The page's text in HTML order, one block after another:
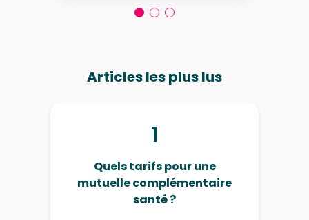
Articles les plus lus
1
Quels tarifs pour une
mutuelle complémentaire
santé ?